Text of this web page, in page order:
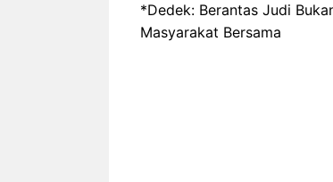
*Dedek: Berantas Judi
Masyarakat Bersama